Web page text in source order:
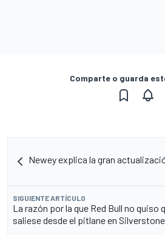
Comparte o guarda
Newey explica la gran
SIGUIENTE ARTÍCULO
La razón por la que Red Bull no quiso
saliese desde el pitlane en Silverstone